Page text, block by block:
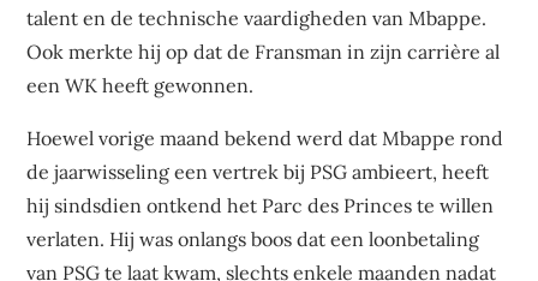
talent en de technische vaardigheden van Mbappe.
Ook merkte hij op dat de Fransman in zijn carrière al
een WK heeft gewonnen.
Hoewel vorige maand bekend werd dat Mbappe rond
de jaarwisseling een vertrek bij PSG ambieert, heeft
hij sindsdien ontkend het Parc des Princes te willen
verlaten. Hij was onlangs boos dat een loonbetaling
van PSG te laat kwam, slechts enkele maanden nadat